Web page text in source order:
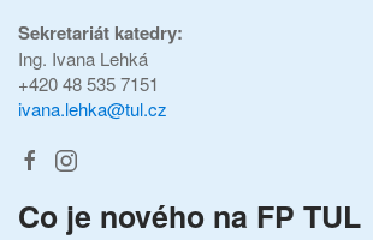
Sekretariát katedry:
Ing. Ivana Lehká
+420 48 535 7151
ivana.lehka@tul.cz
Co je nového na FP TUL